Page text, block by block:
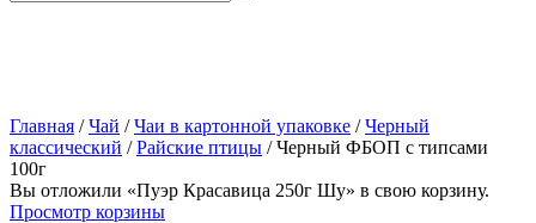
Главная /Чай /Чаи в картонной упаковке /Черный
классический /Райские птицы /Черный ФБОП с типсами
100г
Вы отложили «Пуэр Красавица 250г Шу» в свою корзину.
Просмотр корзины